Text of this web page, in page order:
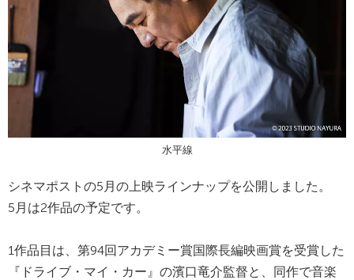
水平線
シネマポストの5月の上映ラインナップを公開しました。
5月は2作品の予定です。
1作品目は、第94回アカデミー賞国際長編映画賞を受賞した
『ドライブ・マイ・カー』の濱口竜介監督と、同作で音楽